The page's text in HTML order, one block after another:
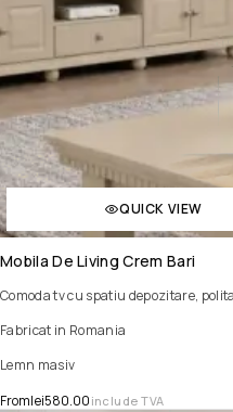
QUICK VIEW
Mobila De Living Crem Bari
Comoda tv cu spatiu depozitare,
Fabricat in Romania
Lemn masiv
Fromlei580.00 include TVA